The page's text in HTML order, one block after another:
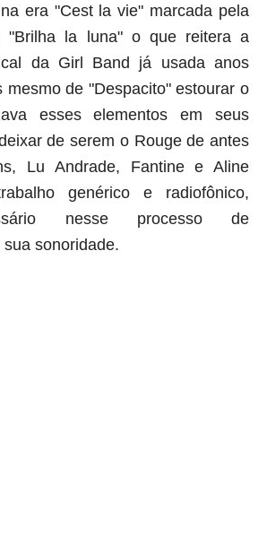
era "Cest la vie" marcada pela
"Brilha la luna" o que reitera a
da Girl Band já usada anos
mesmo de "Despacito" estourar o
esses elementos em seus
de serem o Rouge de antes
Lu Andrade, Fantine e Aline
genérico e radiofônico,
nesse processo de
sonoridade.